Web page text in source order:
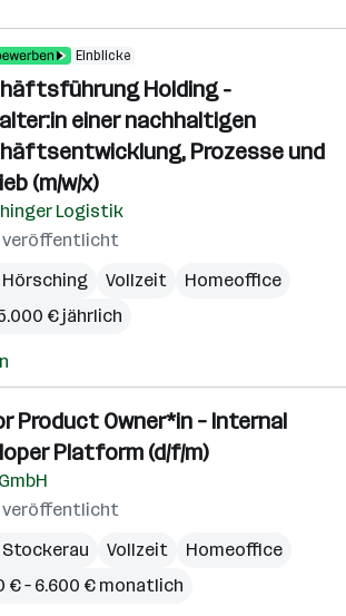
Einblicke
Holding -
einer nachhaltigen
Prozesse und
(m/w/x)
Logistik
veröffentlicht
Hörsching Vollzeit
Homeoffice
€ jährlich
Product Owner*in – Internal
Platform (d/f/m)
veröffentlicht
Stockerau Vollzeit
Homeoffice
€ – 6.600 € monatlich